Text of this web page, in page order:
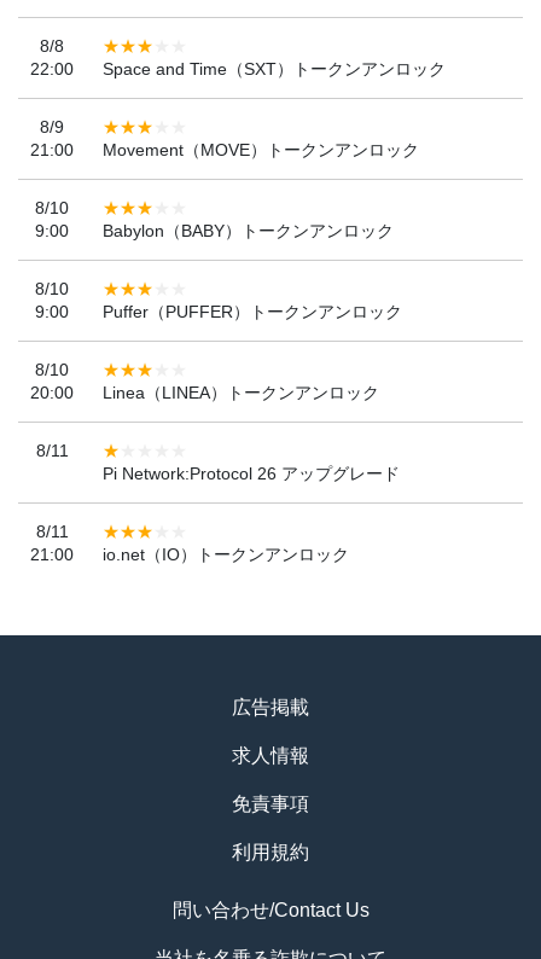
8/8
22:00
Space and Time（SXT）トークンアンロック
8/9
21:00
Movement（MOVE）トークンアンロック
8/10
9:00
Babylon（BABY）トークンアンロック
8/10
9:00
Puffer（PUFFER）トークンアンロック
8/10
20:00
Linea（LINEA）トークンアンロック
8/11
Pi Network:Protocol 26 アップグレード
8/11
21:00
io.net（IO）トークンアンロック
広告掲載
求人情報
免責事項
利用規約
問い合わせ/Contact Us